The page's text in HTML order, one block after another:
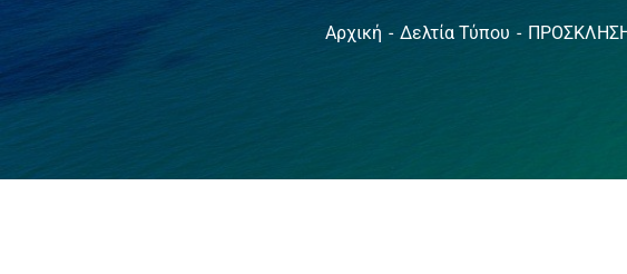
Αρχική Δελτία Τύπου